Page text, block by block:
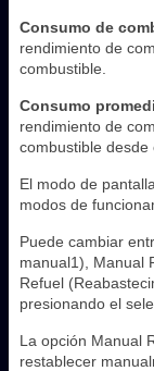
Consumo de
rendimiento de
combustible.
Consumo
rendimiento de
combustible desde
El modo de
modos de
Puede cambiar
manual1), Manual
Refuel
presionando el
La opción Manual
restablecer